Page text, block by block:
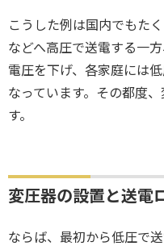
こうした例は国内でもた
などへ高圧で送電する一
電圧を下げ、各家庭には
なっています。その都度
す。
変圧器の設置と送電
ならば、最初から低圧で